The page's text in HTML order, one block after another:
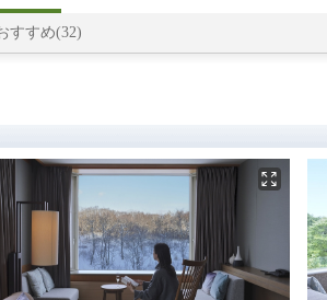
すすめ(32)